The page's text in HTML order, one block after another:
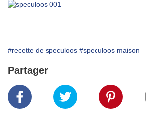
#recette de speculoos #speculoos maison
Partager